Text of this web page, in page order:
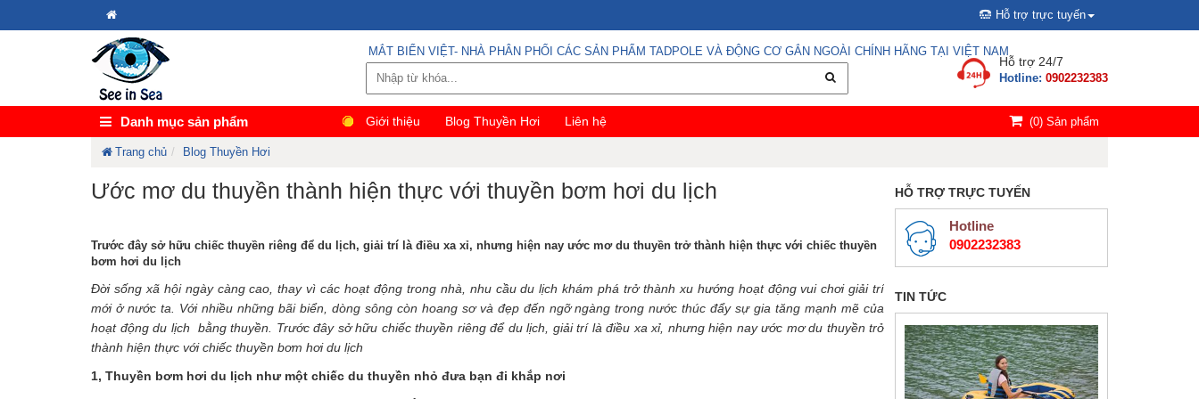
Hỗ trợ trực tuyến
MẮT BIỂN VIỆT- NHÀ PHÂN PHỐI CÁC SẢN PHẨM TADPOLE VÀ ĐỘNG CƠ GẮN NGOÀI CHÍNH HÃNG TẠI VIỆT NAM
Hỗ trợ 24/7
Hotline: 0902232383
Danh mục sản phẩm Giới thiệu Blog Thuyền Hơi Liên hệ (0) Sản phẩm
Trang chủ Blog Thuyền Hơi
HỖ TRỢ TRỰC TUYẾN
Hotline
0902232383
TIN TỨC
Ước mơ du thuyền thành hiện thực với thuyền bơm hơi du lịch
Trước đây sở hữu chiếc thuyền riêng để du lịch, giải trí là điều xa xỉ, nhưng hiện nay ước mơ du thuyền trở thành hiện thực với chiếc thuyền
bơm hơi du lịch
Đời sống xã hội ngày càng cao, thay vì các hoạt động trong nhà, nhu cầu du lịch khám phá trở thành xu hướng hoạt động vui chơi giải trí
mới ở nước ta. Với nhiều những bãi biển, dòng sông còn hoang sơ và đẹp đến ngỡ ngàng trong nước thúc đẩy sự gia tăng mạnh mẽ của
hoạt động du lịch bằng thuyền. Trước đây sở hữu chiếc thuyền riêng để du lịch, giải trí là điều xa xỉ, nhưng hiện nay ước mơ du thuyền trở
thành hiện thực với chiếc thuyền bơm hơi du lịch
1, Thuyền bơm hơi du lịch như một chiếc du thuyền nhỏ đưa bạn đi khắp nơi